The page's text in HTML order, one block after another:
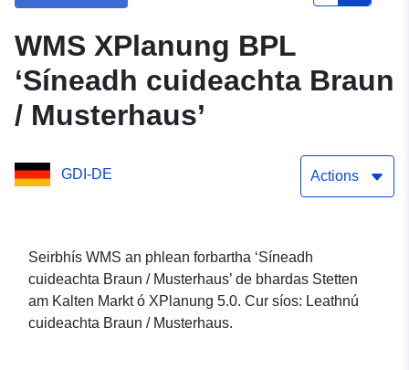
WMS XPlanung BPL
‘Síneadh cuideachta Braun
/ Musterhaus’
GDI-DE Actions
Seirbhís WMS an phlean forbartha ‘Síneadh
cuideachta Braun / Musterhaus’ de bhardas Stetten
am Kalten Markt ó XPlanung 5.0. Cur síos: Leathnú
cuideachta Braun / Musterhaus.